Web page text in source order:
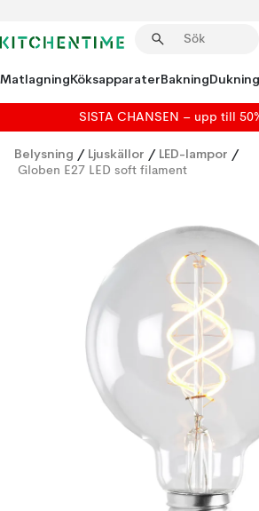
MatlagningKöksapparaterBakning
SISTA CHANSEN – upp till
Belysning / Ljuskällor / LED-lampor /
Globen E27 LED soft filament